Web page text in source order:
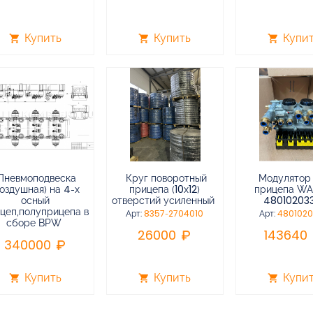
shopping_cart Купить
на 4-х
осный
в
сборе BPW
340000
shopping_cart Купить
shopping_cart Купить
Круг поворотный
прицепа (10х12)
отверстий усиленный
Арт:8357-2704010
26000
shopping_cart Купить
shopping_cart
Модулятор
прицепа
Арт:
143640
shopping_cart